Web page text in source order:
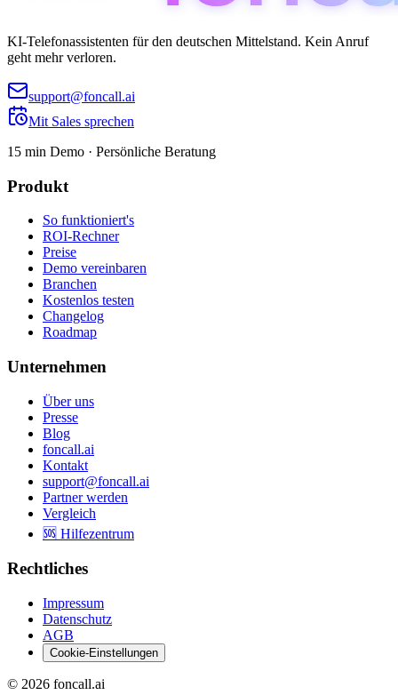
KI-Telefonassistenten für den deutschen Mittelstand. Kein Anruf
geht mehr verloren.
support@foncall.ai
Mit Sales sprechen
15 min Demo · Persönliche Beratung
Produkt
So funktioniert's
ROI-Rechner
Preise
Demo vereinbaren
Branchen
Kostenlos testen
Changelog
Roadmap
Unternehmen
Über uns
Presse
Blog
foncall.ai
Kontakt
support@foncall.ai
Partner werden
Vergleich
🆘 Hilfezentrum
Rechtliches
Impressum
Datenschutz
AGB
Cookie-Einstellungen
© 2026 foncall.ai